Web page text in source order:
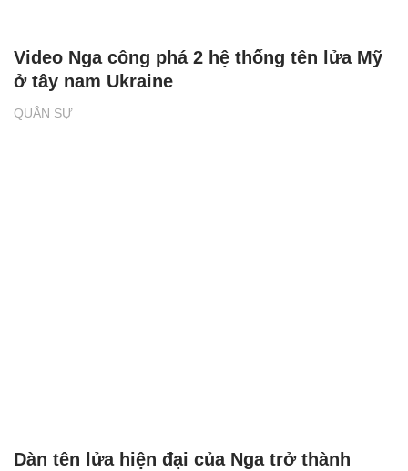
QUÂN SỰ
Video Nga công phá 2 hệ thống tên lửa Mỹ
ở tây nam Ukraine
Dàn tên lửa hiện đại của Nga trở thành